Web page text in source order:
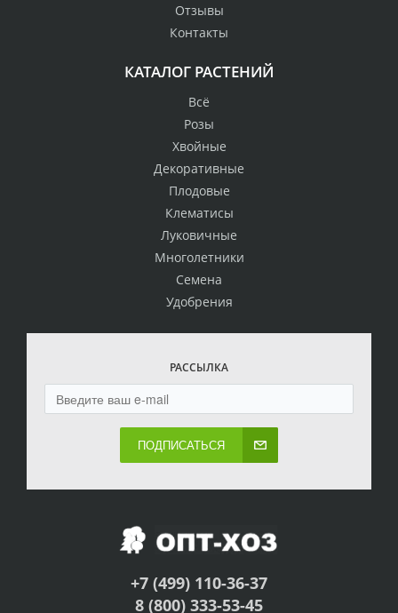
Отзывы
Контакты
КАТАЛОГ РАСТЕНИЙ
Всё
Розы
Хвойные
Декоративные
Плодовые
Клематисы
Луковичные
Многолетники
Семена
Удобрения
РАССЫЛКА
ПОДПИСАТЬСЯ
+7 (499) 110-36-37
8 (800) 333-53-45